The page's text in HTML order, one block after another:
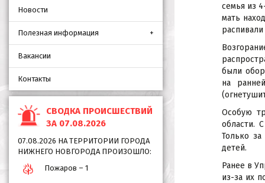
Новости
Полезная информация
Вакансии
Контакты
СВОДКА ПРОИСШЕСТВИЙ
ЗА 07.08.2026
07.08.2026 НА ТЕРРИТОРИИ ГОРОДА
НИЖНЕГО НОВГОРОДА ПРОИЗОШЛО:
Пожаров – 1
семья из
мать
были
на
Особую
области.
Только
детей.
Ранее в
из-за их